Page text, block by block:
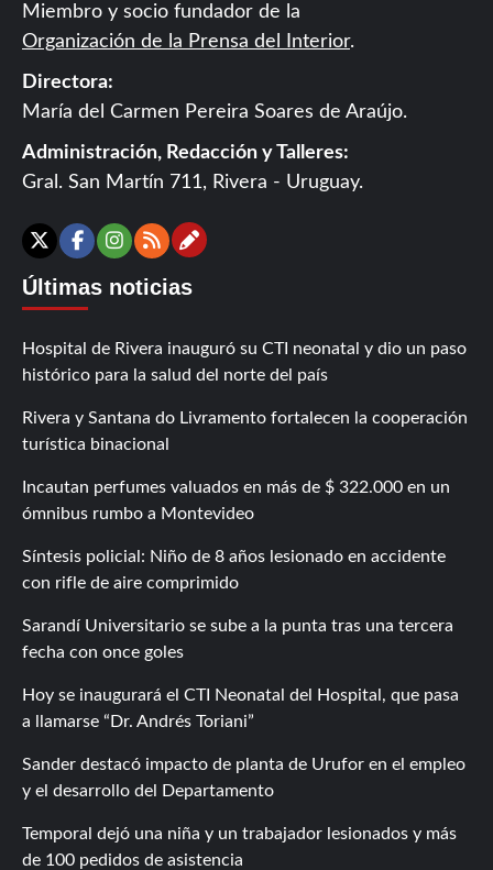
Miembro y socio fundador de la
Organización de la Prensa del Interior.
Directora:
María del Carmen Pereira Soares de Araújo.
Administración, Redacción y Talleres:
Gral. San Martín 711, Rivera - Uruguay.
X Facebook
Instagram
RSSContáctanos
Últimas noticias
Hospital de Rivera inauguró su CTI neonatal y dio un paso
histórico para la salud del norte del país
Rivera y Santana do Livramento fortalecen la cooperación
turística binacional
Incautan perfumes valuados en más de $ 322.000 en un
ómnibus rumbo a Montevideo
Síntesis policial: Niño de 8 años lesionado en accidente
con rifle de aire comprimido
Sarandí Universitario se sube a la punta tras una tercera
fecha con once goles
Hoy se inaugurará el CTI Neonatal del Hospital, que pasa
a llamarse “Dr. Andrés Toriani”
Sander destacó impacto de planta de Urufor en el empleo
y el desarrollo del Departamento
Temporal dejó una niña y un trabajador lesionados y más
de 100 pedidos de asistencia